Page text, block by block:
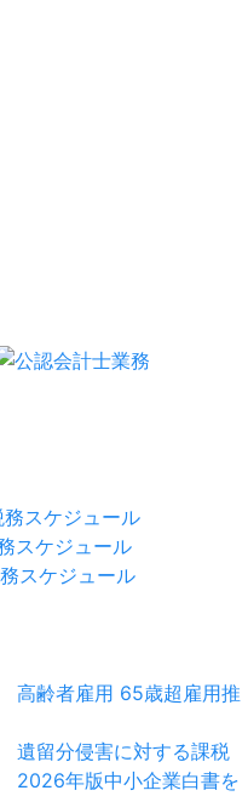
スケジュール
スケジュール
スケジュール
齢者雇用 65歳超雇用推
留分侵害に対する課税
年版中小企業白書を